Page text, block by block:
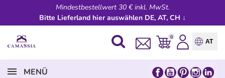
Mindestbestellwert 30 € inkl. MwSt.
Bitte Lieferland hier auswählen DE, AT, CH ↓
0
AT
MENÜ